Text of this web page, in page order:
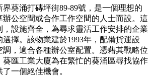
葵涌打磚坪街89-89號，是一個理想的
公空間或合作工作空間的人士而設。這
設施齊全，為尋求靈活工作安排的企業
擇。該物業建於1993年，配備貨運設
，適合各種辦公室配置。憑藉其戰略位
葵匯工業大廈為在繁忙的葵涌區尋找協作
一個絕佳機會。